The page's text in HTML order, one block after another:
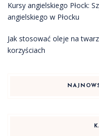
Kursy angielskiego Płock:
angielskiego w Płocku
Jak stosować oleje na
korzyściach